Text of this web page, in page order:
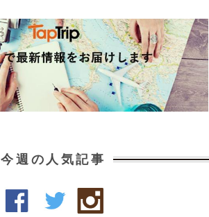
今週の人気記事